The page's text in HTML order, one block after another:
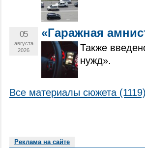
05
августа
2026
«Гаражная
Также
нужд».
Все материалы сюжета
Реклама на сайте